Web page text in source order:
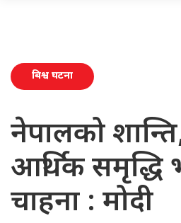
बिश्व घटना
नेपालको
आर्थिक समृद्धि
चाहना : मोदी